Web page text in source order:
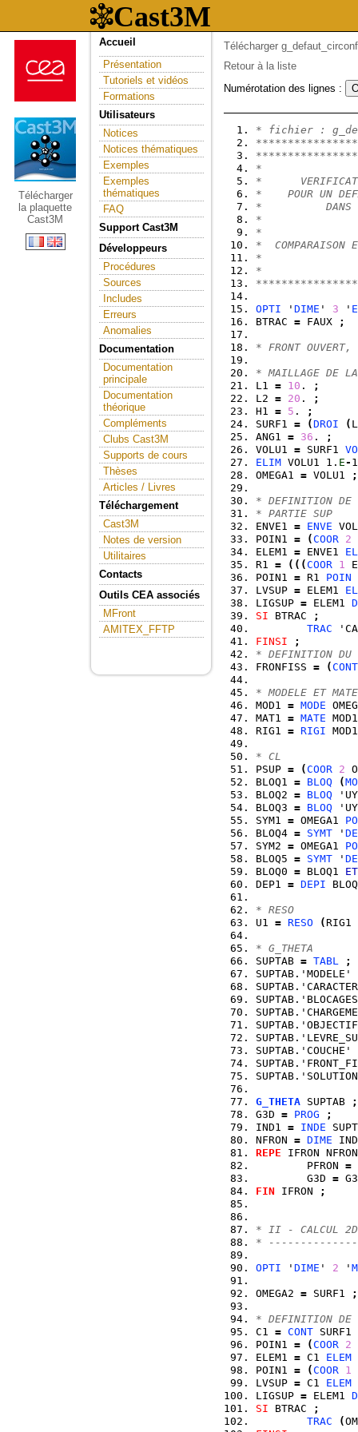
Télécharger
la plaquette
Cast3M
Accueil
Présentation
Tutoriels et vidéos
Formations
Utilisateurs
Notices
Notices thématiques
Exemples
Exemples
thématiques
FAQ
Support Cast3M
Développeurs
Procédures
Sources
Includes
Erreurs
Anomalies
Documentation
Documentation
principale
Documentation
théorique
Compléments
Clubs Cast3M
Supports de cours
Thèses
Articles / Livres
Téléchargement
Cast3M
Notes de version
Utilitaires
Contacts
Outils CEA associés
MFront
AMITEX_FFTP
Télécharger
Retour à la liste
Numérotation des lignes :
* fichier :
*
*
*    POUR UN
*          DANS
*                1
*
*
*
*
OPTI ' DIME ' 3 '
BTRAC = FAUX ;
* FRONT OUVERT,
* MAILLAGE DE LA
L1 = 10 .
;
L2 = 20 .
;
H1 = 5 .
;
SURF1 = (DROI (
ANG1 = 36 .
;
VOLU1 = SURF1
ELIM VOLU1 1. E-
OMEGA1 = VOLU1 ;
* DEFINITION DE
* PARTIE SUP
ENVE1 = ENVE
POIN1 = (COOR 2
ELEM1 = ENVE1
R1 = ( ( (COOR 1
POIN1 = R1 POIN
LVSUP = ELEM1
LIGSUP = ELEM1
SI BTRAC
;
TRAC
FINSI
;
* DEFINITION DU
FRONFISS = (CONT
* MODELE ET
MOD1 = MODE
MAT1 = MATE
RIG1 = RIGI
* CL
PSUP = (COOR 2
BLOQ1 = BLOQ (
BLOQ2 = BLOQ
BLOQ3 = BLOQ
SYM1 = OMEGA1
BLOQ4 = SYMT '
SYM2 = OMEGA1
BLOQ5 = SYMT '
BLOQ0 = BLOQ1 ET
DEP1 = DEPI
* RESO
U1 = RESO (RIG1
* G_THETA
SUPTAB = TABL
;
SUPTAB.'MODELE'
SUPTAB.'COUCHE'
G_THETA SUPTAB
;
G3D = PROG
;
IND1 = INDE
NFRON = DIME
REPE IFRON
        PFRON
=
        G3D
=
FIN IFRON ;
* II - CALCUL 2D
*
OPTI ' DIME ' 2 '
OMEGA2 = SURF1 ;
* DEFINITION DE
C1 = CONT SURF1
POIN1 = (COOR 2
ELEM1 = C1 ELEM
POIN1 = (COOR 1
LVSUP = C1 ELEM
LIGSUP = ELEM1
SI BTRAC
;
TRAC
(